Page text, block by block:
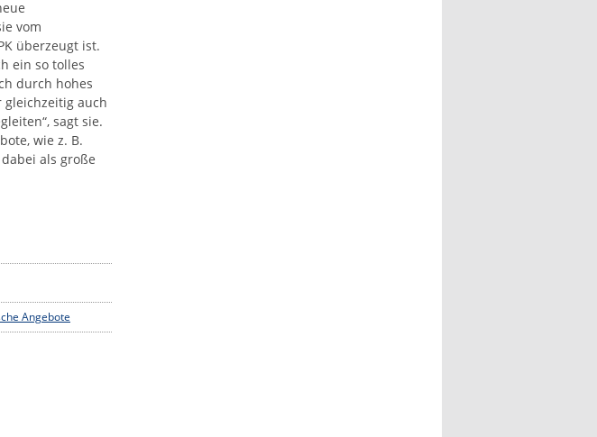
vom
überzeugt ist.
ein so tolles
durch hohes
gleichzeitig auch
sagt sie.
wie z. B.
als große
Angebote